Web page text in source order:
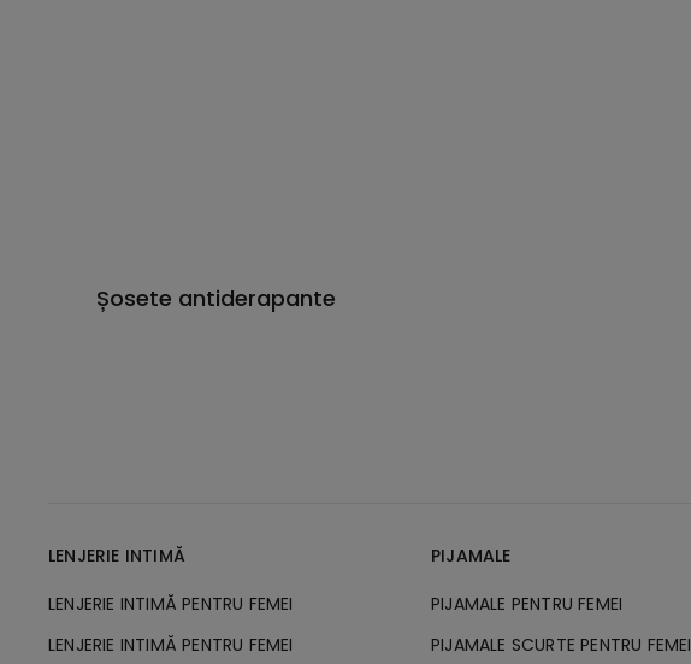
Șosete antiderapante
LENJERIE INTIMĂ
LENJERIE INTIMĂ PENTRU FEMEI
LENJERIE INTIMĂ PENTRU FEMEI
PIJAMALE
PIJAMALE PENTRU FEMEI
PIJAMALE SCURTE PENTRU FEMEI